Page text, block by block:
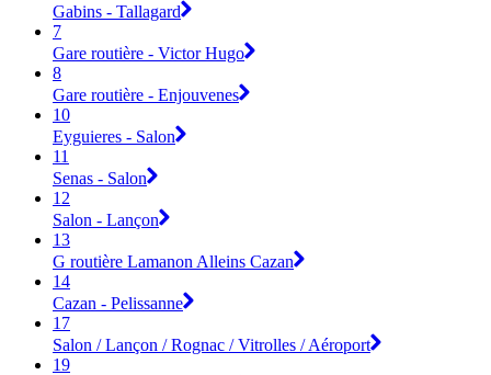
Gabins - Tallagard
7
Gare routière - Victor Hugo
8
Gare routière - Enjouvenes
10
Eyguieres - Salon
11
Senas - Salon
12
Salon - Lançon
13
G routière Lamanon Alleins Cazan
14
Cazan - Pelissanne
17
Salon / Lançon / Rognac / Vitrolles / Aéroport
19